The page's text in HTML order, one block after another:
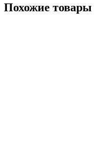
Похожие товары